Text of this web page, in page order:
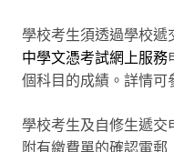
學校考生須透過學校遞
中學文憑考試網上服務
個科目的成績。詳情可
學校考生及自修生遞交
附有繳費單的確認電郵